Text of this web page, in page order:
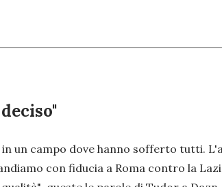
un campo dove hanno sofferto tutti.
con fiducia a Roma contro la